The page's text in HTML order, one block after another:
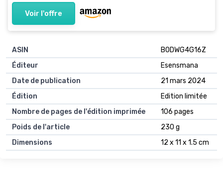
Voir l'offre
ASIN
B0DWG4G16Z
Éditeur
Esensmana
Date de publication
21 mars 2024
Édition
Edition limitée
Nombre de pages de l'édition imprimée
106 pages
Poids de l'article
230 g
Dimensions
12 x 11 x 1.5 cm